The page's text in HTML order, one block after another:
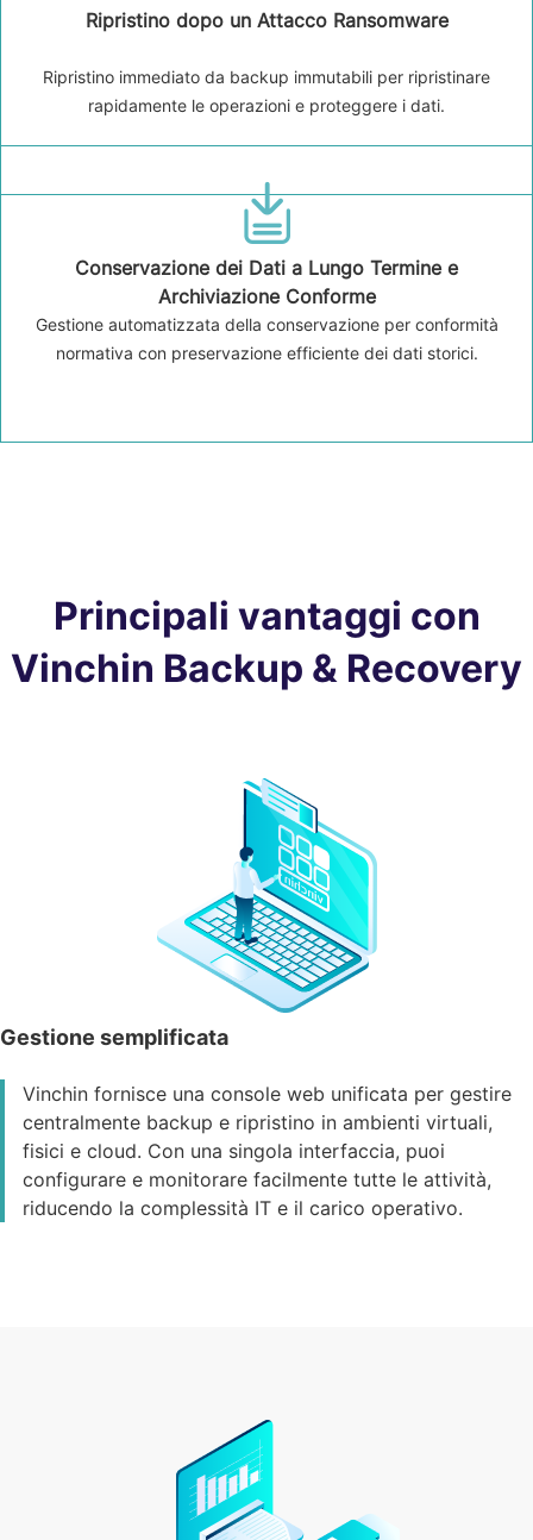
Ripristino dopo un Attacco Ransomware
Ripristino immediato da backup immutabili per ripristinare
rapidamente le operazioni e proteggere i dati.
Conservazione dei Dati a Lungo Termine e
Archiviazione Conforme
Gestione automatizzata della conservazione per conformità
normativa con preservazione efficiente dei dati storici.
Principali vantaggi con
Vinchin Backup & Recovery
Gestione semplificata
Vinchin fornisce una console web unificata per gestire
centralmente backup e ripristino in ambienti virtuali,
fisici e cloud. Con una singola interfaccia, puoi
configurare e monitorare facilmente tutte le attività,
riducendo la complessità IT e il carico operativo.